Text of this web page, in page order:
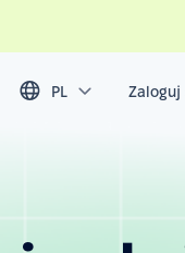
PL Zaloguj